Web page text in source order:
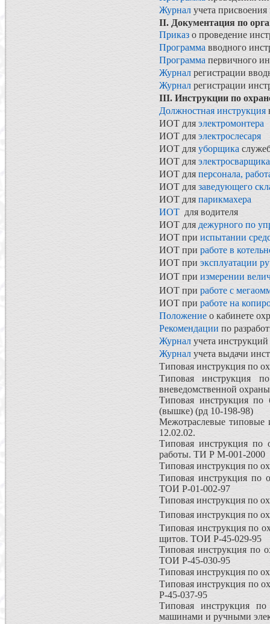
Журнал учета
II. Документация по
Приказ о проведение
Программа вводного
Программа первичного
Журнал регистрации
Журнал регистрации
III. Инструкции по
Должностная инструкция
ИОТ для электромонтера
ИОТ для электрослесаря
ИОТ для уборщика
ИОТ для электросварщика
ИОТ для персонала,
ИОТ для заведующего
ИОТ для парикмахера
ИОТ для водителя
ИОТ для дежурного по
ИОТ при испытании
ИОТ при работе в
ИОТ при эксплуатации
ИОТ при измерении
ИОТ при работе с
ИОТ при работе на
Положение о кабинете
Рекомендации по
Журнал учета
Журнал учета выдачи
Типовая инструкция по
Типовая инструкция
вневедомственной
Типовая инструкция по
(вышке) (рд 10-198-98)
Межотраслевые типовые
12.02.02.
Типовая инструкция по
работы. ТИ Р М-001-2000
Типовая инструкция по
Типовая инструкция
ТОИ Р-01-002-97
Типовая инструкция по
Типовая инструкция по
Типовая инструкция по
щитов. ТОИ Р-45-029-95
Типовая инструкция по
ТОИ Р-45-030-95
Типовая инструкция по
Типовая инструкция по
Р-45-037-95
Типовая инструкция
машинами и ручными